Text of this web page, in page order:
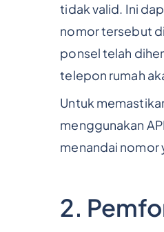
tidak valid. Ini
nomor tersebut
ponsel telah
telepon rumah
Untuk
menggunakan
menandai nomor
2.